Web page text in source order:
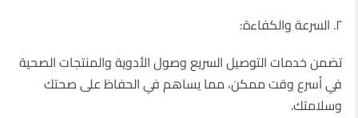
٢. السرعة والكفاءة:
تضمن خدمات التوصيل السريع وصول الأدوية والمنتجات الصحية
في أسرع وقت ممكن، مما يساهم في الحفاظ على صحتك
وسلامتك.